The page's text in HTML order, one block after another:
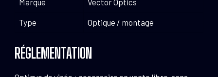
Type Optique / montage
RÉGLEMENTATION